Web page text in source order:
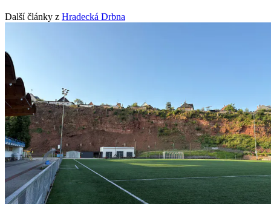
Další články z Hradecká Drbna